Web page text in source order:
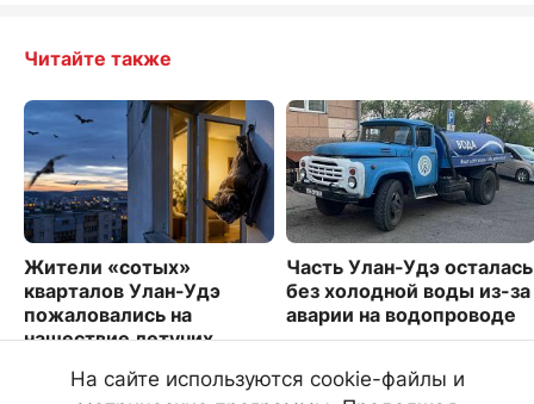
Читайте также
Жители «сотых»
кварталов Улан-Удэ
пожаловались на
нашествие летучих
Часть Улан-Удэ осталась
без холодной воды из-за
аварии на водопроводе
На сайте используются cookie-файлы и